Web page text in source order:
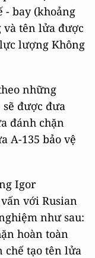
bay (khoảng
và tên lửa được
lượng Không
những
được đưa
đánh chặn
А-135 bảo vệ
Igor
với Rusian
như sau:
hoàn toàn
chế tạo tên lửa